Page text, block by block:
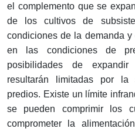
el complemento que se
de los cultivos de
condiciones de la demanda
en las condiciones de
posibilidades de
resultarán limitadas por
predios. Existe un límite
se pueden comprimir los
comprometer la